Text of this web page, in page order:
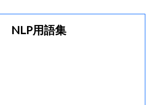
NLP用語集